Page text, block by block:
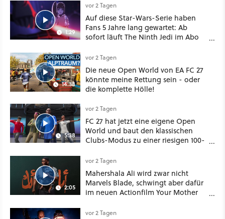
1:29
vor 2 Tagen
Auf diese Star-Wars-Serie haben
Fans 5 Jahre lang gewartet: Ab
sofort läuft The Ninth Jedi im Abo
14:38
vor 2 Tagen
Die neue Open World von EA FC 27
könnte meine Rettung sein - oder
die komplette Hölle!
5:38
vor 2 Tagen
FC 27 hat jetzt eine eigene Open
World und baut den klassischen
Clubs-Modus zu einer riesigen 100-
2:05
vor 2 Tagen
Mahershala Ali wird zwar nicht
Marvels Blade, schwingt aber dafür
im neuen Actionfilm Your Mother
Schwert
vor 2 Tagen